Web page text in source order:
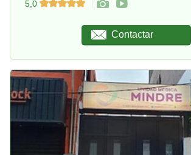
5,0
Contactar